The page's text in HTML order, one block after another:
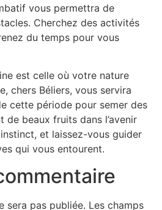
vous permettra de
Cherchez des activités
du temps pour vous
est celle où votre nature
chers Béliers, vous servira
cette période pour semer des
beaux fruits dans l’avenir
et laissez-vous guider
qui vous entourent.
sera pas publiée. Les champs